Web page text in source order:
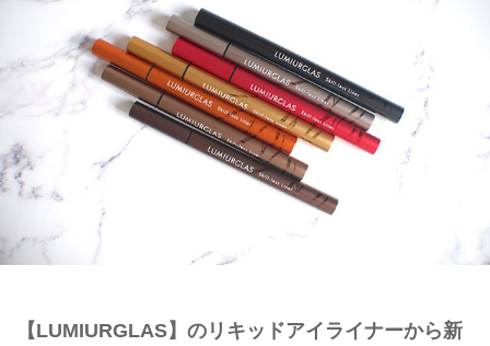
【LUMIURGLAS】のリキッドアイライナーから新